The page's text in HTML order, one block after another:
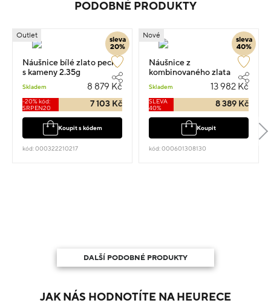
PODOBNÉ PRODUKTY
sleva
20%
Outlet
Náušnice bílé zlato pecky
s kameny 2.35g
Skladem 8 879 Kč
-20% kód:
SRPEN20
7 103 Kč
Koupit s kódem
kód: 000322210217
sleva
40%
Nové
Náušnice z
kombinovaného zlata
visací 2.40g s diamanty
0.080ct
Skladem 13 982 Kč
SLEVA
40%
8 389 Kč
Koupit
kód: 000601308130
DALŠÍ PODOBNÉ PRODUKTY
JAK NÁS HODNOTÍTE NA HEURECE